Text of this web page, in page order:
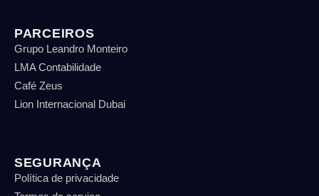
PARCEIROS
Grupo Leandro Monteiro
LMA Contabilidade
Café Zeus
Lion Internacional Dubai
SEGURANÇA
Política de privacidade